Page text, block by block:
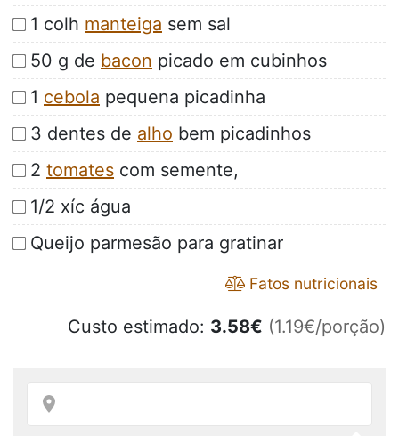
1 colh manteiga sem sal
50 g de bacon picado em cubinhos
1 cebola pequena picadinha
3 dentes de alho bem picadinhos
2 tomates com semente,
1/2 xíc água
Queijo parmesão para gratinar
Fatos nutricionais
Custo estimado: 3.58€ (1.19€/porção)